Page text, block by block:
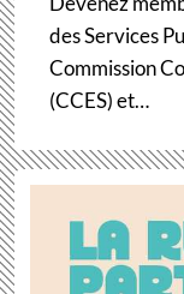
des Services
Commission
(CCES) et…